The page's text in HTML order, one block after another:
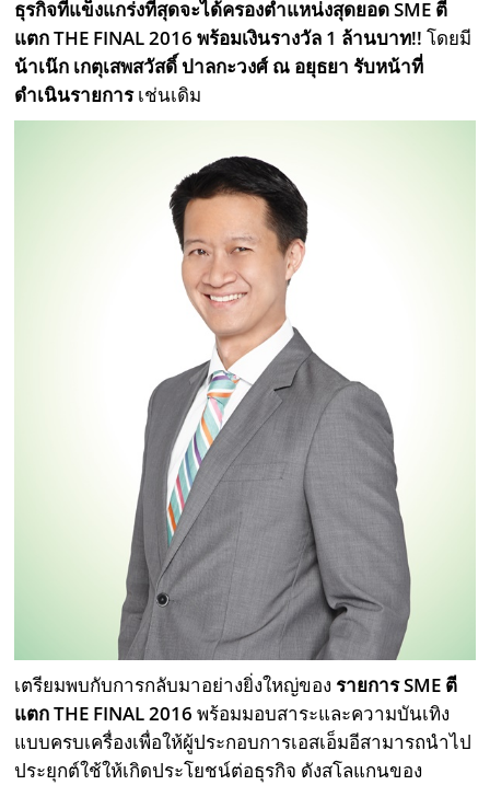
ธุรกิจที่แข็งแกร่งที่สุดจะได้ครองตำแหน่งสุดยอด SME ตี
แตก THE FINAL 2016 พร้อมเงินรางวัล 1 ล้านบาท!! โดยมี
น้าเน๊ก เกตุเสพสวัสดิ์ ปาลกะวงศ์ ณ อยุธยา รับหน้าที่
ดำเนินรายการเช่นเดิม
เตรียมพบกับการกลับมาอย่างยิ่งใหญ่ของ รายการ SME ตี
แตก THE FINAL 2016 พร้อมมอบสาระและความบันเทิง
แบบครบเครื่องเพื่อให้ผู้ประกอบการเอสเอ็มอีสามารถนำไป
ประยุกต์ใช้ให้เกิดประโยชน์ต่อธุรกิจ ดังสโลแกนของ